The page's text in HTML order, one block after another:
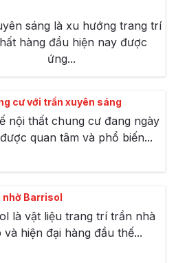
sáng là xu hướng trang trí
hàng đầu hiện nay được
ứng...
cư với trần xuyên sáng
nội thất chung cư đang ngày
quan tâm và phổ biến...
nhờ Barrisol
là vật liệu trang trí trần nhà
và hiện đại hàng đầu thế...